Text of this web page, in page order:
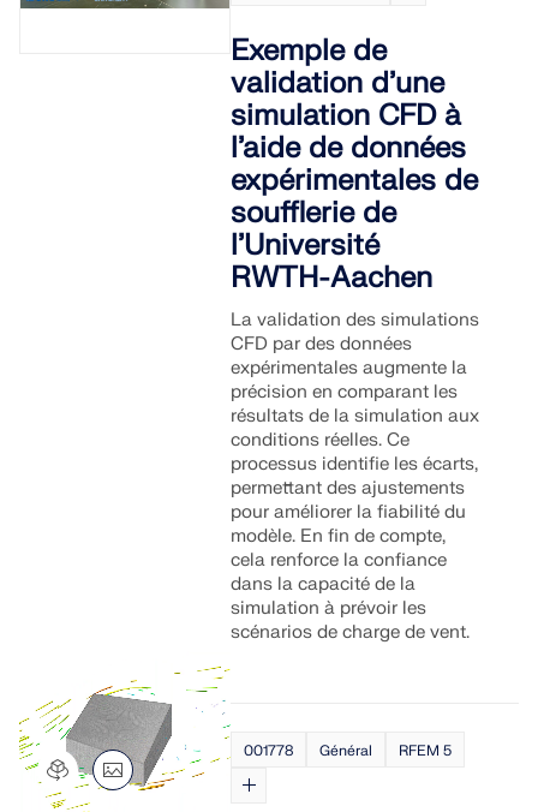
Exemple de
validation d’une
simulation CFD à
l’aide de données
expérimentales de
soufflerie de
l’Université
RWTH-Aachen
La validation des simulations
CFD par des données
expérimentales augmente la
précision en comparant les
résultats de la simulation aux
conditions réelles. Ce
processus identifie les écarts,
permettant des ajustements
pour améliorer la fiabilité du
modèle. En fin de compte,
cela renforce la confiance
dans la capacité de la
simulation à prévoir les
scénarios de charge de vent.
001778 Général RFEM 5